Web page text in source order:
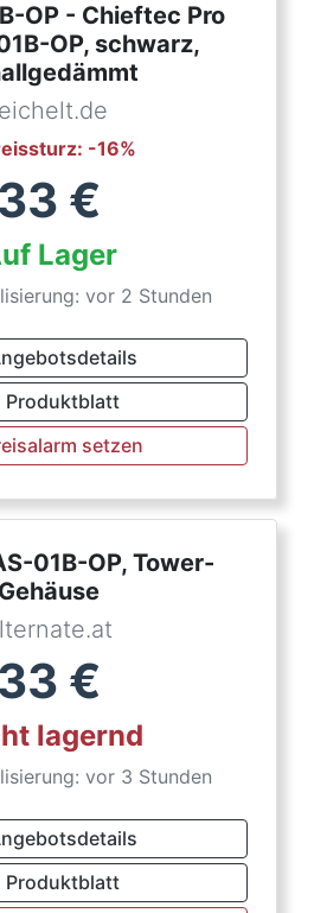
OP - Chieftec Pro
OP, schwarz,
: -16%
33 €
Lager
vor 2 Stunden
Produktblatt
setzen
01B-OP, Tower-
Gehäuse
33 €
lagernd
vor 3 Stunden
Produktblatt